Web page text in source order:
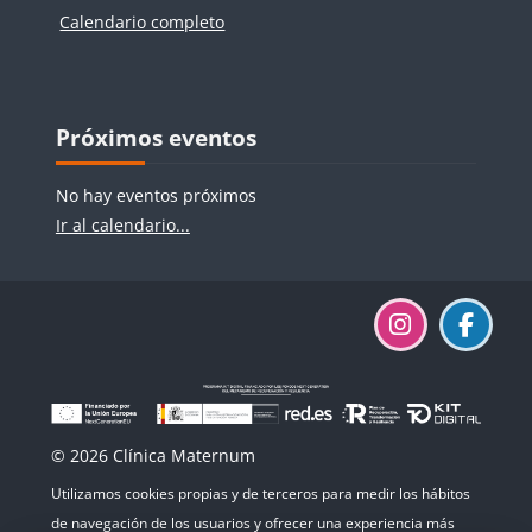
Calendario completo
Bloques
Próximos eventos
No hay eventos próximos
Ir al calendario...
© 2026 Clínica Maternum
Utilizamos cookies propias y de terceros para medir los hábitos
de navegación de los usuarios y ofrecer una experiencia más